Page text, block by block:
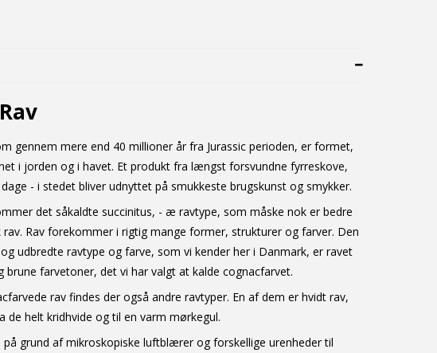
gennem mere end 40 millioner år fra Jurassic perioden, er formet,
i jorden og i havet. Et produkt fra længst forsvundne fyrreskove,
- i stedet bliver udnyttet på smukkeste brugskunst og smykker.
det såkaldte succinitus, - æ ravtype, som måske nok er bedre
Rav forekommer i rigtig mange former, strukturer og farver. Den
udbredte ravtype og farve, som vi kender her i Danmark, er ravet
brune farvetoner, det vi har valgt at kalde cognacfarvet.
rav findes der også andre ravtyper. En af dem er hvidt rav,
de helt kridhvide og til en varm mørkegul.
på grund af mikroskopiske luftblærer og forskellige urenheder til